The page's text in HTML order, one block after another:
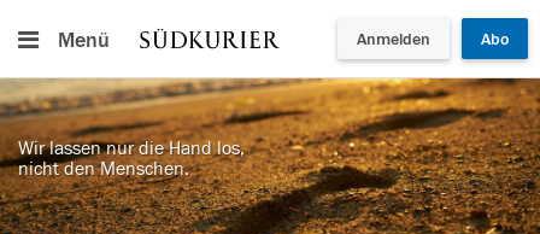
Menü Anmelden Abo
Wir lassen nur die Hand los,
nicht den Menschen.